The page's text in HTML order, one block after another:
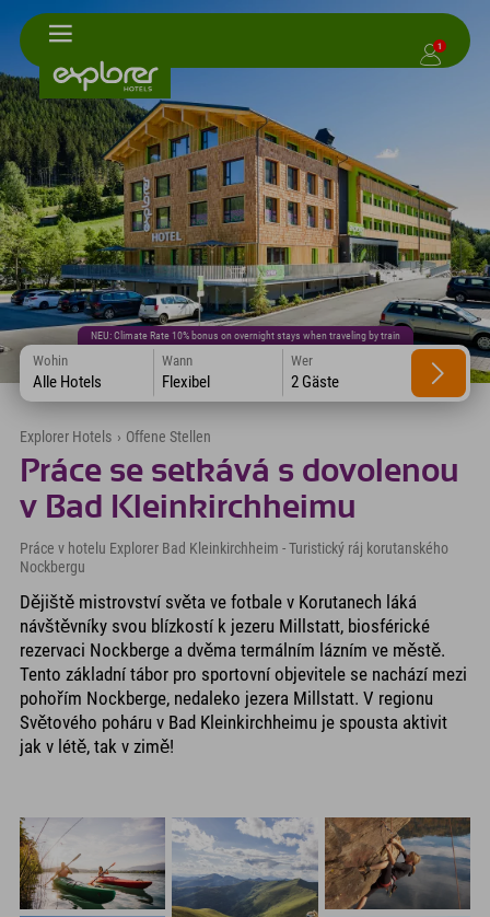
1
NEU: Climate Rate 10% bonus on overnight stays when traveling by train
Wohin
Alle Hotels
Wann
Flexibel
Wer
2 Gäste
Explorer Hotels › Offene Stellen
Práce se setkává s dovolenou
v Bad Kleinkirchheimu
Práce v hotelu Explorer Bad Kleinkirchheim - Turistický ráj korutanského
Nockbergu
Dějiště mistrovství světa ve fotbale v Korutanech láká
návštěvníky svou blízkostí k jezeru Millstatt, biosférické
rezervaci Nockberge a dvěma termálním lázním ve městě.
Tento základní tábor pro sportovní objevitele se nachází mezi
pohořím Nockberge, nedaleko jezera Millstatt. V regionu
Světového poháru v Bad Kleinkirchheimu je spousta aktivit
jak v létě, tak v zimě!